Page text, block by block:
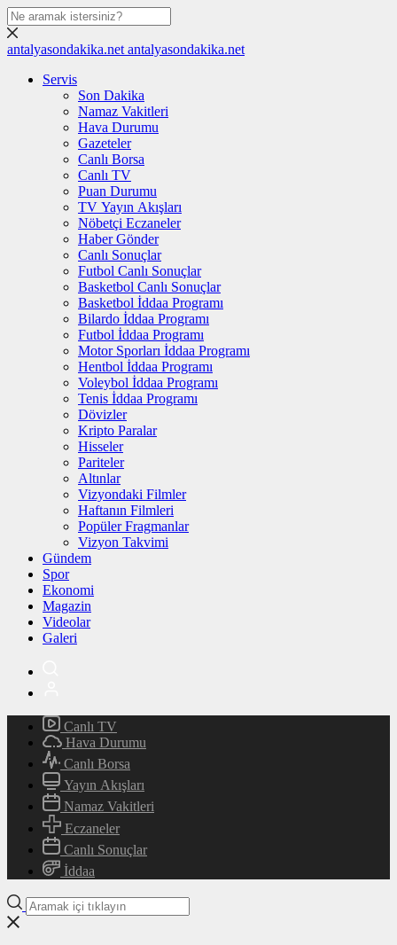
antalyasondakika.net antalyasondakika.net
Servis
Son Dakika
Namaz Vakitleri
Hava Durumu
Gazeteler
Canlı Borsa
Canlı TV
Puan Durumu
TV Yayın Akışları
Nöbetçi Eczaneler
Haber Gönder
Canlı Sonuçlar
Futbol Canlı Sonuçlar
Basketbol Canlı Sonuçlar
Basketbol İddaa Programı
Bilardo İddaa Programı
Futbol İddaa Programı
Motor Sporları İddaa Programı
Hentbol İddaa Programı
Voleybol İddaa Programı
Tenis İddaa Programı
Dövizler
Kripto Paralar
Hisseler
Pariteler
Altınlar
Vizyondaki Filmler
Haftanın Filmleri
Popüler Fragmanlar
Vizyon Takvimi
Gündem
Spor
Ekonomi
Magazin
Videolar
Galeri
Canlı TV
Hava Durumu
Canlı Borsa
Yayın Akışları
Namaz Vakitleri
Eczaneler
Canlı Sonuçlar
İddaa